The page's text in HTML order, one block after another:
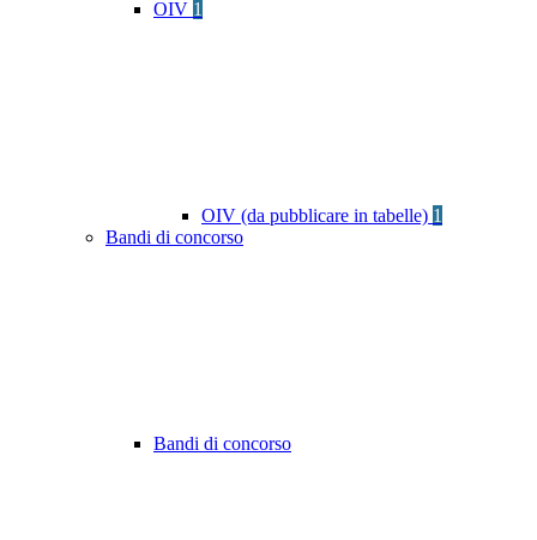
OIV 1
OIV (da pubblicare in tabelle) 1
Bandi di concorso
Bandi di concorso